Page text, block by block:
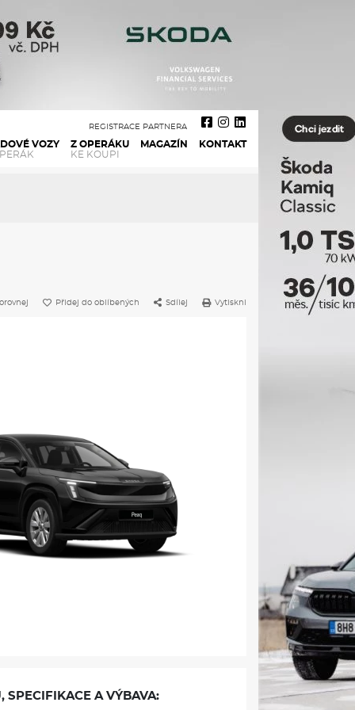
VOZY
Z OPERÁKU
KE KOUPI
MAGAZÍN KONTAKT
REGISTRACE PARTNERA
Přidej do oblíbených Sdílej Vytiskni
SPECIFIKACE A VÝBAVA: